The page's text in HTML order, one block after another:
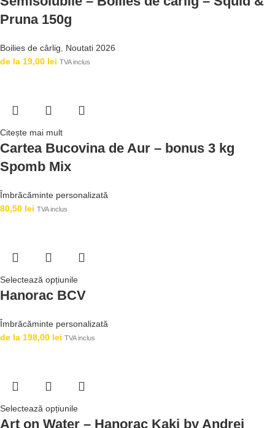
Pruna 150g
Boilies de cârlig, Noutati 2026
de la 19,00 lei TVA inclus
Citește mai mult
Cartea Bucovina de Aur – bonus 3 kg
Spomb Mix
Îmbrăcăminte personalizată
80,50 lei TVA inclus
Selectează opțiunile
Hanorac BCV
Îmbrăcăminte personalizată
de la 198,00 lei TVA inclus
Selectează opțiunile
Art on Water – Hanorac Kaki by Andrei